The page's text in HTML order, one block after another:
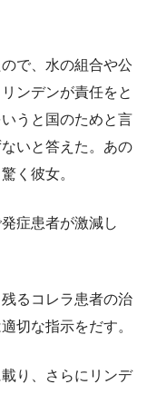
で、水の組合や公
ンデンが責任をと
うと国のためと言
いと答えた。あの
く彼女。
症患者が激減し
るコレラ患者の治
切な指示をだす。
り、さらにリンデ